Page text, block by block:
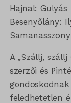
Hajnal: Gulyás
Besenyőlány:
A „Szállj,
szerzői és
feledhetetlen